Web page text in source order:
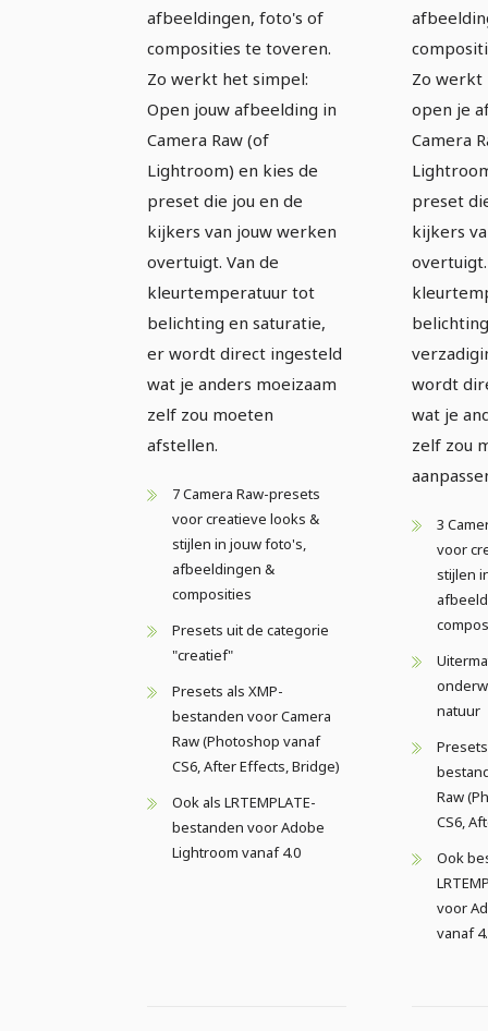
afbeeldingen, foto's of
composities te toveren.
Zo werkt het simpel:
Open jouw afbeelding in
Camera Raw (of
Lightroom) en kies de
preset die jou en de
kijkers van jouw werken
overtuigt. Van de
kleurtemperatuur tot
belichting en saturatie,
er wordt direct ingesteld
wat je anders moeizaam
zelf zou moeten
afstellen.
7 Camera Raw-presets
voor creatieve looks &
stijlen in jouw foto's,
afbeeldingen &
composities
Presets uit de categorie
"creatief"
Presets als XMP-
bestanden voor Camera
Raw (Photoshop vanaf
CS6, After Effects, Bridge)
Ook als LRTEMPLATE-
bestanden voor Adobe
Lightroom vanaf 4.0
Zo werkt
open je
Camera
preset
kijkers
wordt
wat je
zelf zou
3
voor
stijlen
natuur
Raw
CS6,
Ook
voor
vanaf